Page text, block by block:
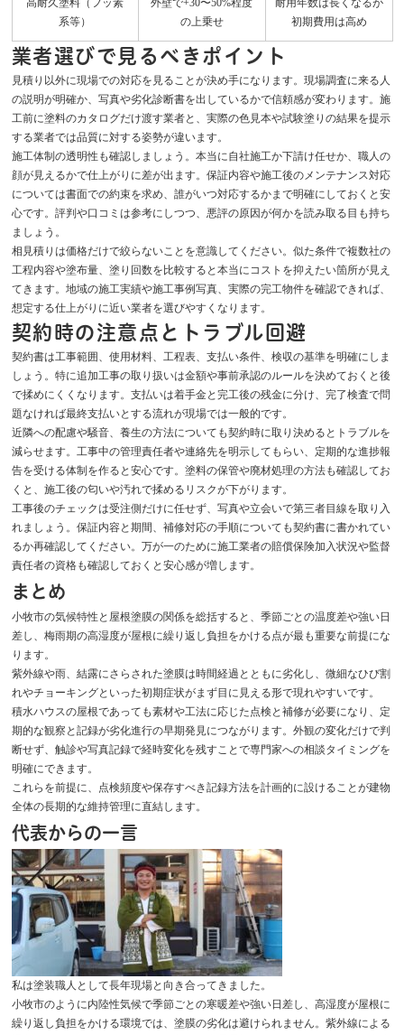
高耐久塗料（フッ素
系等）
外壁で+30〜50%程度
の上乗せ
耐用年数は長くなるが
初期費用は高め
業者選びで見るべきポイント
見積り以外に現場での対応を見ることが決め手になります。現場調査に来る人
の説明が明確か、写真や劣化診断書を出しているかで信頼感が変わります。施
工前に塗料のカタログだけ渡す業者と、実際の色見本や試験塗りの結果を提示
する業者では品質に対する姿勢が違います。
施工体制の透明性も確認しましょう。本当に自社施工か下請け任せか、職人の
顔が見えるかで仕上がりに差が出ます。保証内容や施工後のメンテナンス対応
については書面での約束を求め、誰がいつ対応するかまで明確にしておくと安
心です。評判や口コミは参考にしつつ、悪評の原因が何かを読み取る目も持ち
ましょう。
相見積りは価格だけで絞らないことを意識してください。似た条件で複数社の
工程内容や塗布量、塗り回数を比較すると本当にコストを抑えたい箇所が見え
てきます。地域の施工実績や施工事例写真、実際の完工物件を確認できれば、
想定する仕上がりに近い業者を選びやすくなります。
契約時の注意点とトラブル回避
契約書は工事範囲、使用材料、工程表、支払い条件、検収の基準を明確にしま
しょう。特に追加工事の取り扱いは金額や事前承認のルールを決めておくと後
で揉めにくくなります。支払いは着手金と完工後の残金に分け、完了検査で問
題なければ最終支払いとする流れが現場では一般的です。
近隣への配慮や騒音、養生の方法についても契約時に取り決めるとトラブルを
減らせます。工事中の管理責任者や連絡先を明示してもらい、定期的な進捗報
告を受ける体制を作ると安心です。塗料の保管や廃材処理の方法も確認してお
くと、施工後の匂いや汚れで揉めるリスクが下がります。
工事後のチェックは受注側だけに任せず、写真や立会いで第三者目線を取り入
れましょう。保証内容と期間、補修対応の手順についても契約書に書かれてい
るか再確認してください。万が一のために施工業者の賠償保険加入状況や監督
責任者の資格も確認しておくと安心感が増します。
まとめ
小牧市の気候特性と屋根塗膜の関係を総括すると、季節ごとの温度差や強い日
差し、梅雨期の高湿度が屋根に繰り返し負担をかける点が最も重要な前提にな
ります。
紫外線や雨、結露にさらされた塗膜は時間経過とともに劣化し、微細なひび割
れやチョーキングといった初期症状がまず目に見える形で現れやすいです。
積水ハウスの屋根であっても素材や工法に応じた点検と補修が必要になり、定
期的な観察と記録が劣化進行の早期発見につながります。外観の変化だけで判
断せず、触診や写真記録で経時変化を残すことで専門家への相談タイミングを
明確にできます。
これらを前提に、点検頻度や保存すべき記録方法を計画的に設けることが建物
全体の長期的な維持管理に直結します。
代表からの一言
私は塗装職人として長年現場と向き合ってきました。
小牧市のように内陸性気候で季節ごとの寒暖差や強い日差し、高湿度が屋根に
繰り返し負担をかける環境では、塗膜の劣化は避けられません。紫外線による